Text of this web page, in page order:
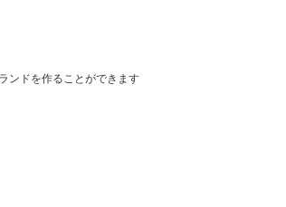
ンドを作ることができます